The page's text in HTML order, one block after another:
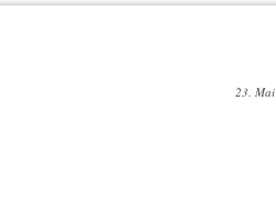
23. Mai